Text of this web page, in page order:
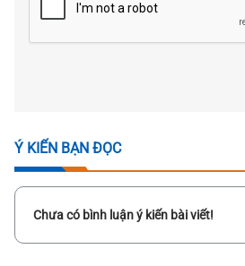
Ý KIẾN BẠN ĐỌC
Chưa có bình luận ý kiến bài viết!